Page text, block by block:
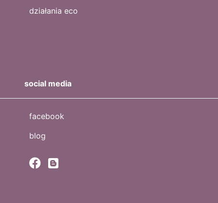
działania eco
social media
facebook
blog